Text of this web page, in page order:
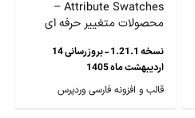
Attribute Swatches –
محصولات متغییر حرفه ای
نسخه 1.21.1 - بروزرسانی 14
اردیبهشت ماه 1405
قالب و افزونه فارسی وردپرس